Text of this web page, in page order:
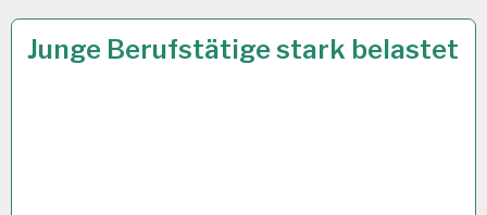
ARBEIT
UND
Junge Berufstätige stark belastet
4 OKT. 2022